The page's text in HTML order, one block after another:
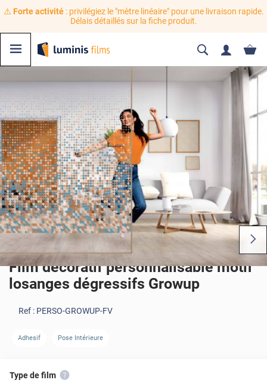
⚠️ Forte activité: privilégiez le "mètre linéaire" pour une livraison rapide.
Délais détaillés sur la fiche produit.
Film décoratif personnalisable motif
losanges dégressifs Growup
Ref : PERSO-GROWUP-FV
Adhesif Pose Intérieure
Type de film